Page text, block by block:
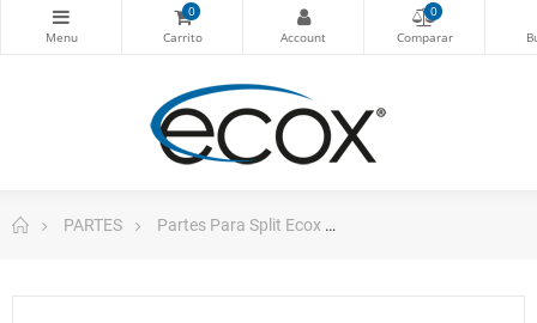
0 0
PARTES Partes Para Split Ecox